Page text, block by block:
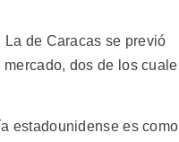
de Caracas se previó
dos de los
estadounidense es como